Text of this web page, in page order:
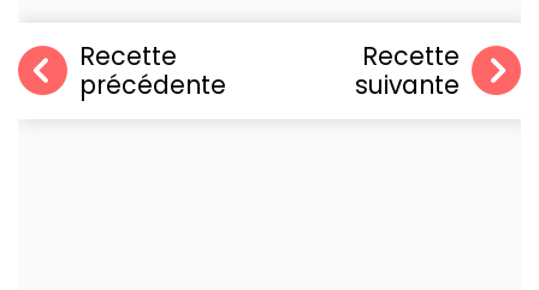
Recette
précédente
Recette
suivante